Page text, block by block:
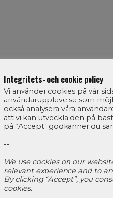
Integritets- och cookie policy
Vi använder cookies på vår
användarupplevelse som
också analysera våra
att vi kan utveckla den på
på ”Accept” godkänner du
--
We use cookies on our
relevant experience and to
By clicking “Accept”, you
cookies.